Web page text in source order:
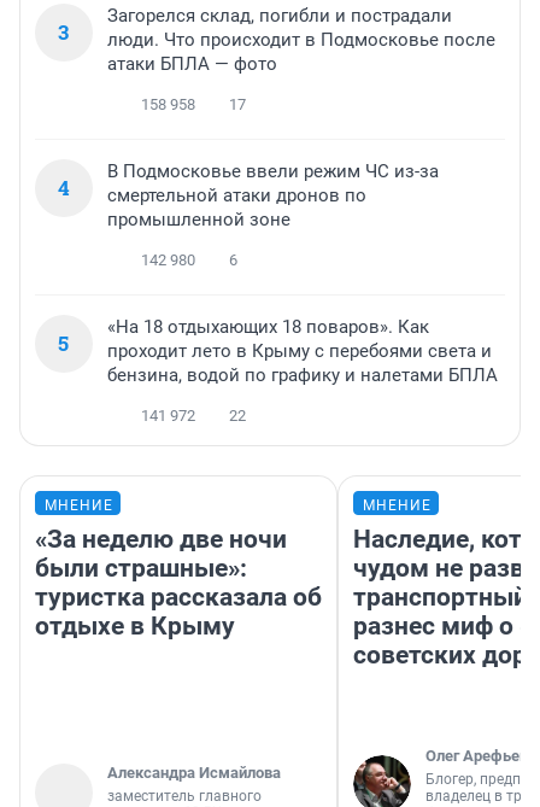
3
Загорелся склад, погибли и пострадали
люди. Что происходит в Подмосковье после
атаки БПЛА — фото
158 958 17
4
В Подмосковье ввели режим ЧС из-за
смертельной атаки дронов по
промышленной зоне
142 980 6
5
«На 18 отдыхающих 18 поваров». Как
проходит лето в Крыму с перебоями света и
бензина, водой по графику и налетами БПЛА
141 972 22
МНЕНИЕ
«За неделю две ночи
были страшные»:
туристка рассказала об
отдыхе в Крыму
Александра Исмайлова
заместитель главного
МНЕНИЕ
Наследие,
чудом не
транспортный
разнес миф о
советских
Олег Арефьев
Блогер,
владелец в